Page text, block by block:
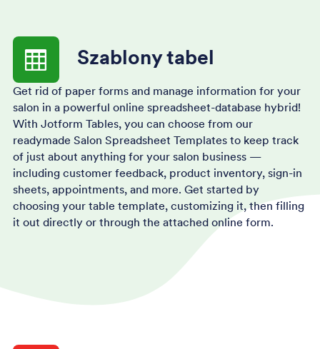
Szablony tabel
Get rid of paper forms and manage information for your
salon in a powerful online spreadsheet-database hybrid!
With Jotform Tables, you can choose from our
readymade Salon Spreadsheet Templates to keep track
of just about anything for your salon business —
including customer feedback, product inventory, sign-in
sheets, appointments, and more. Get started by
choosing your table template, customizing it, then filling
it out directly or through the attached online form.